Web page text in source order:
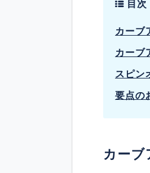
目次
カーブ
カーブ
スピン
要点の
カーブ